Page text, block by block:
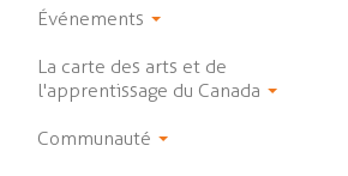
Événements
La carte des arts et de
l'apprentissage du Canada
Communauté